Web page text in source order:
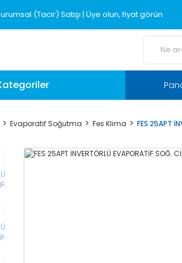
(Tacir) Satışı | Üye olun, fiyat görün
Evaporatif Soğutma Fes Klima FES 25APT